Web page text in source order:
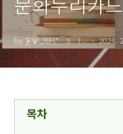
by ⨊⨈⨄₠₣(*￣3￣)╭ 2024.
목차